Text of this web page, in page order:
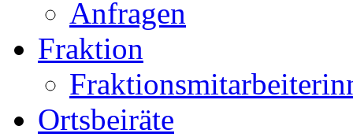
Anfragen
Fraktion
Ortsbeiräte